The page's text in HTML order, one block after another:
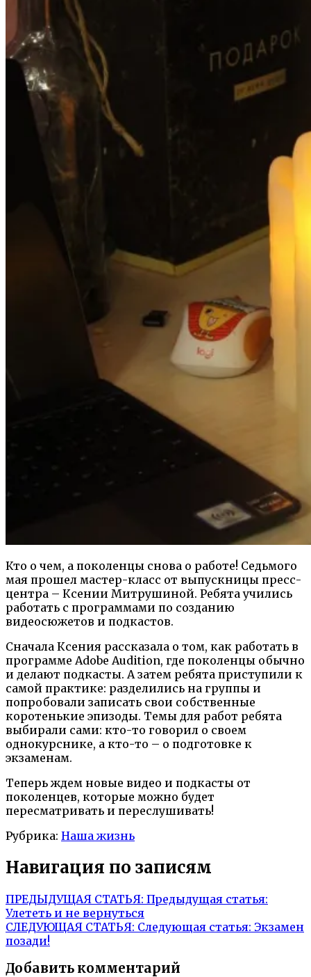
Кто о чем, а поколенцы снова о работе! Седьмого
мая прошел мастер-класс от выпускницы пресс-
центра – Ксении Митрушиной. Ребята учились
работать с программами по созданию
видеосюжетов и подкастов.
Сначала Ксения рассказала о том, как работать в
программе Adobe Audition, где поколенцы обычно
и делают подкасты. А затем ребята приступили к
самой практике: разделились на группы и
попробовали записать свои собственные
коротенькие эпизоды. Темы для работ ребята
выбирали сами: кто-то говорил о своем
однокурснике, а кто-то – о подготовке к
экзаменам.
Теперь ждем новые видео и подкасты от
поколенцев, которые можно будет
пересматривать и переслушивать!
Рубрика: Наша жизнь
Навигация по записям
ПРЕДЫДУЩАЯ СТАТЬЯ: Предыдущая статья:
Улететь и не вернуться
СЛЕДУЮЩАЯ СТАТЬЯ: Следующая статья: Экзамен
позади!
Добавить комментарий